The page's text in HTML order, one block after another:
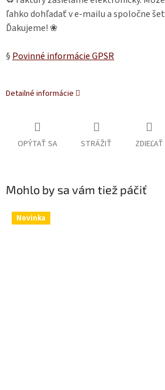
ľahko dohľadať v e-mailu a spoločne
Ďakujeme! ❀
§ Povinné informácie GPSR
Detailné informácie
OPÝTAŤ SA STRÁŽIŤ ZDIEĽAŤ
Mohlo by sa vám tiež páčiť
Novinka